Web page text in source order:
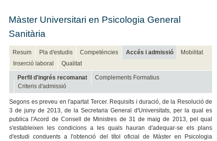
Màster Universitari en Psicologia General
Sanitària
Resum Pla d'estudis Competències Accés i admissió
Mobilitat
Inserció laboral
Qualitat
Perfil d'ingrés recomanat
Complements Formatius
Criteris d'admissió
Segons es preveu en l'apartat Tercer. Requisits i duració, de la Resolució de
3 de juny de 2013, de la Secretaria General d'Universitats, per la qual es
publica l'Acord de Consell de Ministres de 31 de maig de 2013, pel qual
s'estableixen les condicions a les quals hauran d'adequar-se els plans
d'estudi conduents a l'obtenció del títol oficial de Màster en Psicologia